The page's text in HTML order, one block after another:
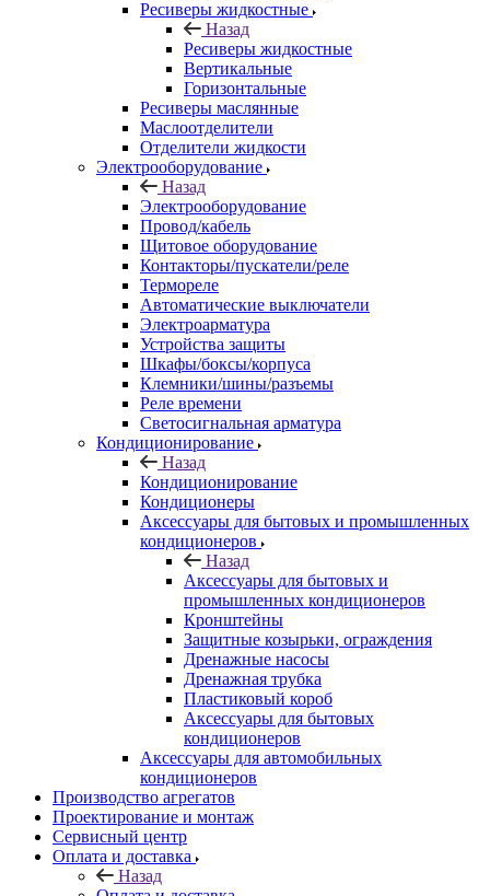
Ресиверы жидкостные
Назад
Ресиверы жидкостные
Вертикальные
Горизонтальные
Ресиверы маслянные
Маслоотделители
Отделители жидкости
Электрооборудование
Назад
Электрооборудование
Провод/кабель
Щитовое оборудование
Контакторы/пускатели/реле
Термореле
Автоматические выключатели
Электроарматура
Устройства защиты
Шкафы/боксы/корпуса
Клемники/шины/разъемы
Реле времени
Светосигнальная арматура
Кондиционирование
Назад
Кондиционирование
Кондиционеры
Аксессуары для бытовых и промышленных
кондиционеров
Назад
Аксессуары для бытовых и
промышленных кондиционеров
Кронштейны
Защитные козырьки, ограждения
Дренажные насосы
Дренажная трубка
Пластиковый короб
Аксессуары для бытовых
кондиционеров
Аксессуары для автомобильных
кондиционеров
Производство агрегатов
Проектирование и монтаж
Сервисный центр
Оплата и доставка
Назад